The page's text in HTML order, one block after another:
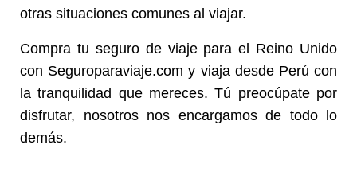
otras situaciones comunes al viajar.
Compra tu seguro de viaje para el Reino Unido
con Seguroparaviaje.com y viaja desde Perú con
la tranquilidad que mereces. Tú preocúpate por
disfrutar, nosotros nos encargamos de todo lo
demás.